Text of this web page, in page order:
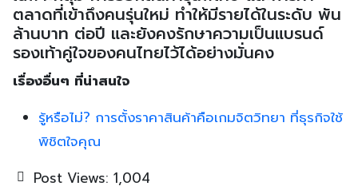
ตลาดที่เข้าถึงคนรุ่นใหม่ ทำให้มีรายได้ในระดับ พัน
ล้านบาท ต่อปี และยังคงรักษาความเป็นแบรนด์
รองเท้าคู่ใจของคนไทยไว้ได้อย่างมั่นคง
เรื่องอื่นๆ ที่น่าสนใจ
รู้หรือไม่? การตั้งราคาสินค้าคือเกมจิตวิทยา ที่ธุรกิจใช้
พิชิตใจคุณ
Post Views: 1,004